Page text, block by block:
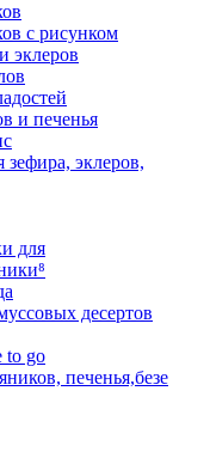
с рисунком
эклеров
и печенья
эклеров,
для
десертов
to go
печенья,безе